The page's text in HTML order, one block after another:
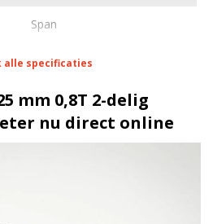
Span
1 meter
alle specificaties
mm 0,8T 2-delig
nu direct online